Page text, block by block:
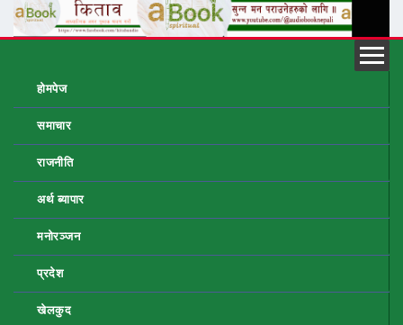
होमपेज
समाचार
राजनीति
अर्थ ब्यापार
मनोरञ्जन
प्रदेश
खेलकुद